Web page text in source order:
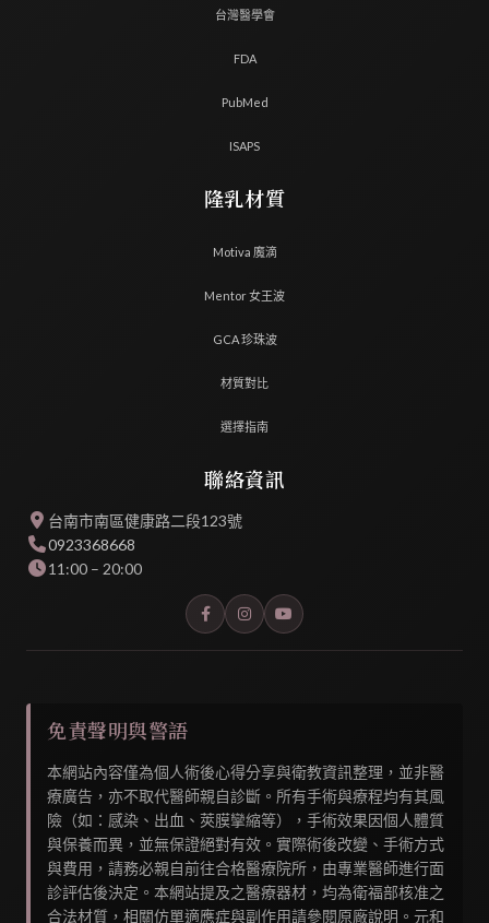
台灣醫學會
FDA
PubMed
ISAPS
隆乳材質
Motiva 魔滴
Mentor 女王波
GCA 珍珠波
材質對比
選擇指南
聯絡資訊
台南市南區健康路二段123號
0923368668
11:00 – 20:00
免責聲明與警語
本網站內容僅為個人術後心得分享與衛教資訊整理，並非醫
療廣告，亦不取代醫師親自診斷。所有手術與療程均有其風
險（如：感染、出血、莢膜攣縮等），手術效果因個人體質
與保養而異，並無保證絕對有效。實際術後改變、手術方式
與費用，請務必親自前往合格醫療院所，由專業醫師進行面
診評估後決定。本網站提及之醫療器材，均為衛福部核准之
合法材質，相關仿單適應症與副作用請參閱原廠說明。元和